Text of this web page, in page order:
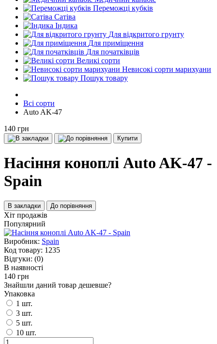
Переможці кубків
Сатіва
Індика
Для відкритого грунту
Для приміщення
Для початківців
Великі сорти
Невисокі сорти марихуани
Пошук товару
Всі сорти
Auto AK-47
140 грн
Купити
Насіння коноплі Auto AK-47 -
Spain
В закладки До порівняння
Хіт продажів
Популярний
Виробник: Spain
Код товару: 1235
Відгуки: (0)
В наявності
140 грн
Знайшли даний товар дешевше?
Упаковка
1 шт.
3 шт.
5 шт.
10 шт.